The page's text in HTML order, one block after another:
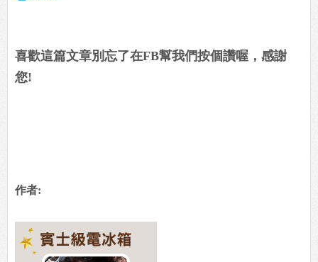
喜歡這篇文章別忘了在FB幫我們按個讚喔，感謝
您!
作者: